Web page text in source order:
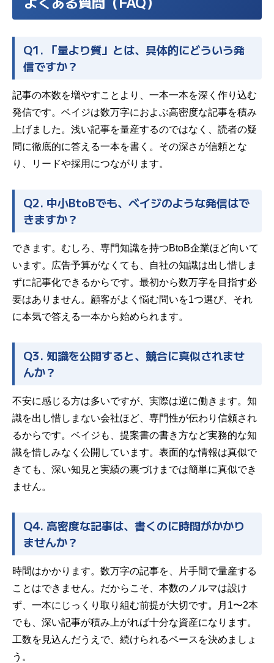
Q1. 「量より質」とは、具体的にどういう発
信ですか？
記事の本数を増やすことより、一本一本を深く作り込む
発信です。ベイジは数万字におよぶ高密度な記事を積み
上げました。浅い記事を量産するのではなく、読者の疑
問に徹底的に答える一本を書く。その深さが信頼とな
り、リードや採用につながります。
Q2. 中小BtoBでも、ベイジのような発信はで
きますか？
できます。むしろ、専門知識を持つBtoB企業ほど向いて
います。広告予算がなくても、自社の知識は出し惜しま
ずに記事化できるからです。最初から数万字を目指す必
要はありません。顧客がよく悩む問いを1つ選び、それ
に本気で答える一本から始められます。
Q3. 知識を公開すると、競合に真似されませ
んか？
不安に感じる方は多いですが、実際は逆に働きます。知
識を出し惜しまない会社ほど、専門性が伝わり信頼され
るからです。ベイジも、提案書の書き方など実務的な知
識を惜しみなく公開しています。表面的な情報は真似で
きても、深い知見と実績の裏づけまでは簡単に真似でき
ません。
Q4. 高密度な記事は、書くのに時間がかかり
ませんか？
時間はかかります。数万字の記事を、片手間で量産する
ことはできません。だからこそ、本数のノルマは設け
ず、一本にじっくり取り組む前提が大切です。月1〜2本
でも、深い記事が積み上がれば十分な資産になります。
工数を見込んだうえで、続けられるペースを決めましょ
う。